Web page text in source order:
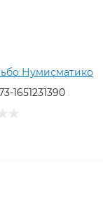
Нумисматико
1651231390